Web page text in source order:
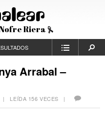
Riera
Arrabal –
| LEÍDA 156 VECES |